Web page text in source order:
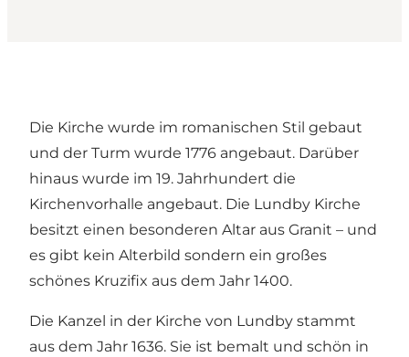
Die Kirche wurde im romanischen Stil gebaut
und der Turm wurde 1776 angebaut. Darüber
hinaus wurde im 19. Jahrhundert die
Kirchenvorhalle angebaut. Die Lundby Kirche
besitzt einen besonderen Altar aus Granit – und
es gibt kein Alterbild sondern ein großes
schönes Kruzifix aus dem Jahr 1400.
Die Kanzel in der Kirche von Lundby stammt
aus dem Jahr 1636. Sie ist bemalt und schön in